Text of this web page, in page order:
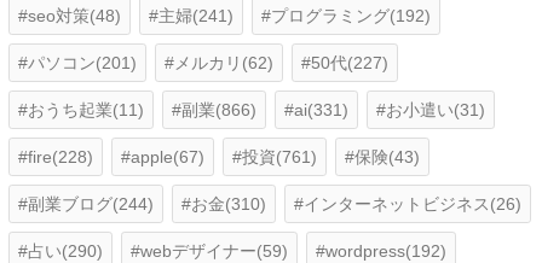
seo対策(48) 主婦(241) プログラミング(192)
パソコン(201) メルカリ(62) 50代(227)
おうち起業(11) 副業(866) ai(331) お小遣い(31)
fire(228) apple(67) 投資(761) 保険(43)
副業ブログ(244) お金(310) インターネットビジネス(26)
占い(290) webデザイナー(59) wordpress(192)